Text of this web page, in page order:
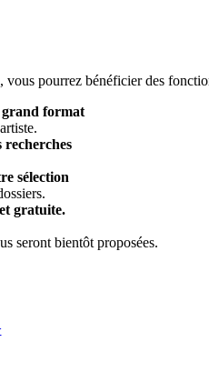
pourrez bénéficier des
grand format
sélection
gratuite.
seront bientôt proposées.